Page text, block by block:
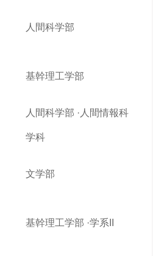
人間科学部
基幹理工学部
人間科学部 ·人間情報科
学科
文学部
基幹理工学部 ·学系II